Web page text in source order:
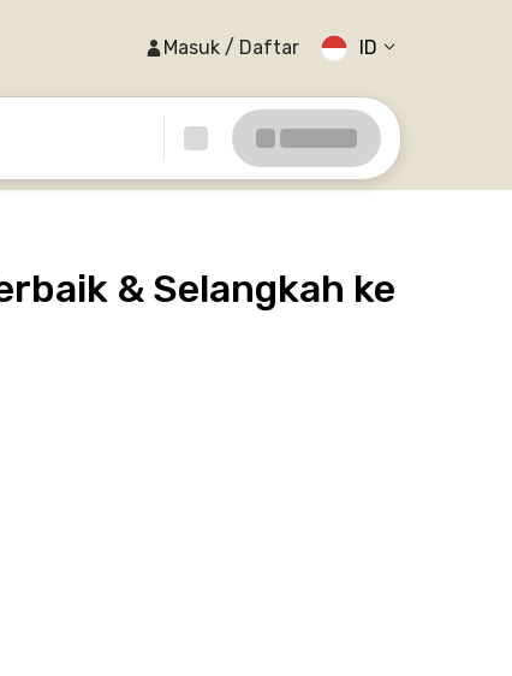
Masuk / Daftar ID
& Selangkah ke